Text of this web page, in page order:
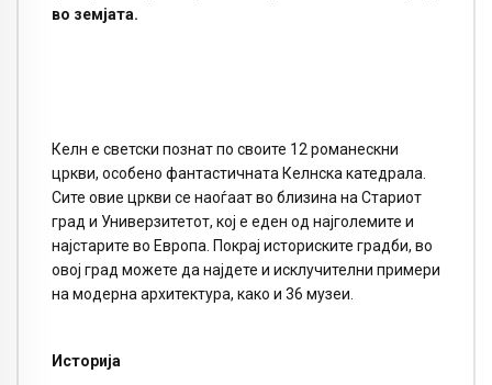
во земјата.
Келн е светски познат по своите 12 романескни
цркви, особено фантастичната Келнска катедрала.
Сите овие цркви се наоѓаат во близина на Стариот
град и Универзитетот, кој е еден од најголемите и
најстарите во Европа. Покрај историските градби, во
овој град можете да најдете и исклучителни примери
на модерна архитектура, како и 36 музеи.
Историја